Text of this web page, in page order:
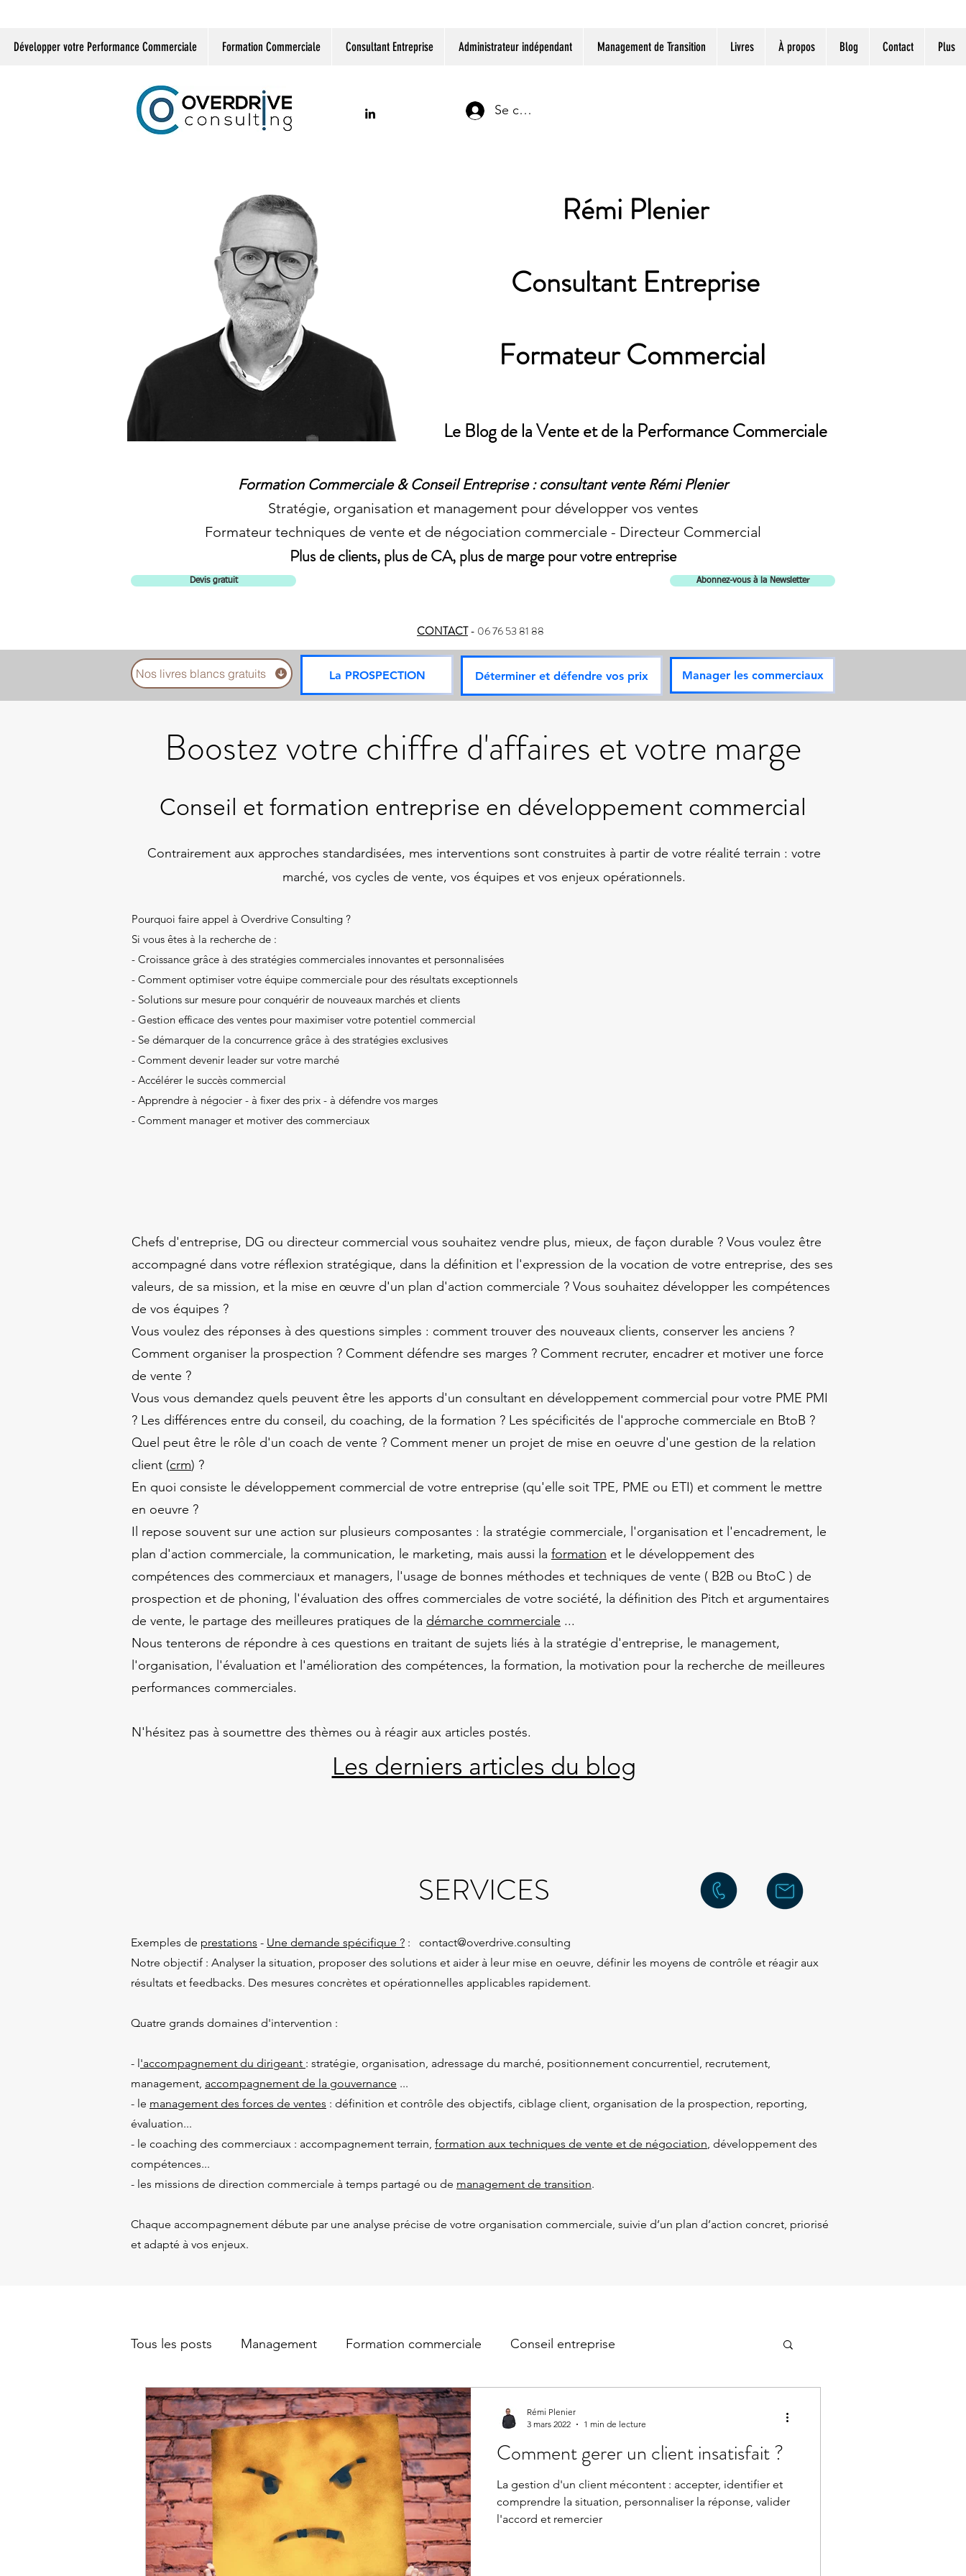
Développer votre Performance Commerciale Formation Commerciale Consultant Entreprise Administrateur indépendant Management de Transition Livres À propos Blog Contact Plus
Se connecter
Rémi Plenier
Consultant Entreprise
Formateur Commercial
Le Blog de la Vente et de la Performance Commerciale
Formation Commerciale & Conseil Entreprise : consultant vente Rémi Plenier
Stratégie, organisation et management pour développer vos ventes
Formateur techniques de vente et de négociation commerciale - Directeur Commercial
Plus de clients, plus de CA, plus de marge pour votre entreprise
Devis gratuit Abonnez-vous à la Newsletter
CONTACT- 06 76 53 81 88
Nos livres blancs gratuits La PROSPECTION Déterminer et défendre vos prix Manager les commerciaux
Boostez votre chiffre d'affaires et votre marge
Conseil et formation entreprise en développement commercial
​Contrairement aux approches standardisées, mes interventions sont construites à partir de votre réalité terrain : votre
marché, vos cycles de vente, vos équipes et vos enjeux opérationnels.
Pourquoi faire appel à Overdrive Consulting ?
Si vous êtes à la recherche de :
- Croissance grâce à des stratégies commerciales innovantes et personnalisées
- Comment optimiser votre équipe commerciale pour des résultats exceptionnels
- Solutions sur mesure pour conquérir de nouveaux marchés et clients
- Gestion efficace des ventes pour maximiser votre potentiel commercial
- Se démarquer de la concurrence grâce à des stratégies exclusives
- Comment devenir leader sur votre marché
- Accélérer le succès commercial
- Apprendre à négocier - à fixer des prix - à défendre vos marges
- Comment manager et motiver des commerciaux
Chefs d'entreprise, DG ou directeur commercial vous souhaitez vendre plus, mieux, de façon durable ? Vous voulez être
accompagné dans votre réflexion stratégique, dans la définition et l'expression de la vocation de votre entreprise, des ses
valeurs, de sa mission, et la mise en œuvre d'un plan d'action commerciale ? Vous souhaitez développer les compétences
de vos équipes ?
Vous voulez des réponses à des questions simples : comment trouver des nouveaux clients, conserver les anciens ?
Comment organiser la prospection ? Comment défendre ses marges ? Comment recruter, encadrer et motiver une force
de vente ?
Vous vous demandez quels peuvent être les apports d'un consultant en développement commercial pour votre PME PMI
? Les différences entre du conseil, du coaching, de la formation ? Les spécificités de l'approche commerciale en BtoB ?
Quel peut être le rôle d'un coach de vente ? Comment mener un projet de mise en oeuvre d'une gestion de la relation
client (crm) ?
En quoi consiste le développement commercial de votre entreprise (qu'elle soit TPE, PME ou ETI) et comment le mettre
en oeuvre ?
Il repose souvent sur une action sur plusieurs composantes : la stratégie commerciale, l'organisation et l'encadrement, le
plan d'action commerciale, la communication, le marketing, mais aussi la formation et le développement des
compétences des commerciaux et managers, l'usage de bonnes méthodes et techniques de vente ( B2B ou BtoC ) de
prospection et de phoning, l'évaluation des offres commerciales de votre société, la définition des Pitch et argumentaires
de vente, le partage des meilleures pratiques de la démarche commerciale ...
Nous tenterons de répondre à ces questions en traitant de sujets liés à la stratégie d'entreprise, le management,
l'organisation, l'évaluation et l'amélioration des compétences, la formation, la motivation pour la recherche de meilleures
performances commerciales.
N'hésitez pas à soumettre des thèmes ou à réagir aux articles postés.
Les derniers articles du blog
SERVICES
Exemples de prestations - Une demande spécifique ? : contact@overdrive.consulting
Notre objectif : Analyser la situation, proposer des solutions et aider à leur mise en oeuvre, définir les moyens de contrôle et réagir aux
résultats et feedbacks. Des mesures concrètes et opérationnelles applicables rapidement.
Quatre grands domaines d'intervention :
- l'accompagnement du dirigeant : stratégie, organisation, adressage du marché, positionnement concurrentiel, recrutement,
management, accompagnement de la gouvernance ...
- le management des forces de ventes : définition et contrôle des objectifs, ciblage client, organisation de la prospection, reporting,
évaluation...
- le coaching des commerciaux : accompagnement terrain, formation aux techniques de vente et de négociation, développement des
compétences...
- les missions de direction commerciale à temps partagé ou de management de transition.
Chaque accompagnement débute par une analyse précise de votre organisation commerciale, suivie d’un plan d’action concret, priorisé
et adapté à vos enjeux.
Tous les posts Management Formation commerciale Conseil entreprise
Comment gerer un client insatisfait ?
La gestion d'un client mécontent : accepter, identifier et
comprendre la situation, personnaliser la réponse, valider
l'accord et remercier
Rémi Plenier
3 mars 2022
1 min de lecture